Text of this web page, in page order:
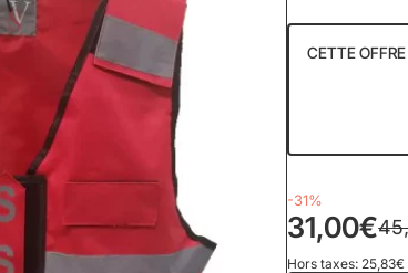
CETTE
-31%
31,00€
Hors taxes: 25,83€